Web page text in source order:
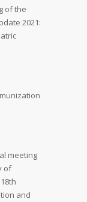
of the
2021:
meeting
of
and